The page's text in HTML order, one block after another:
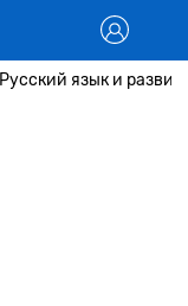
Русский язык и